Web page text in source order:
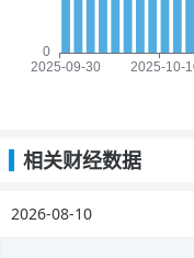
相关财经数据
2026-08-10